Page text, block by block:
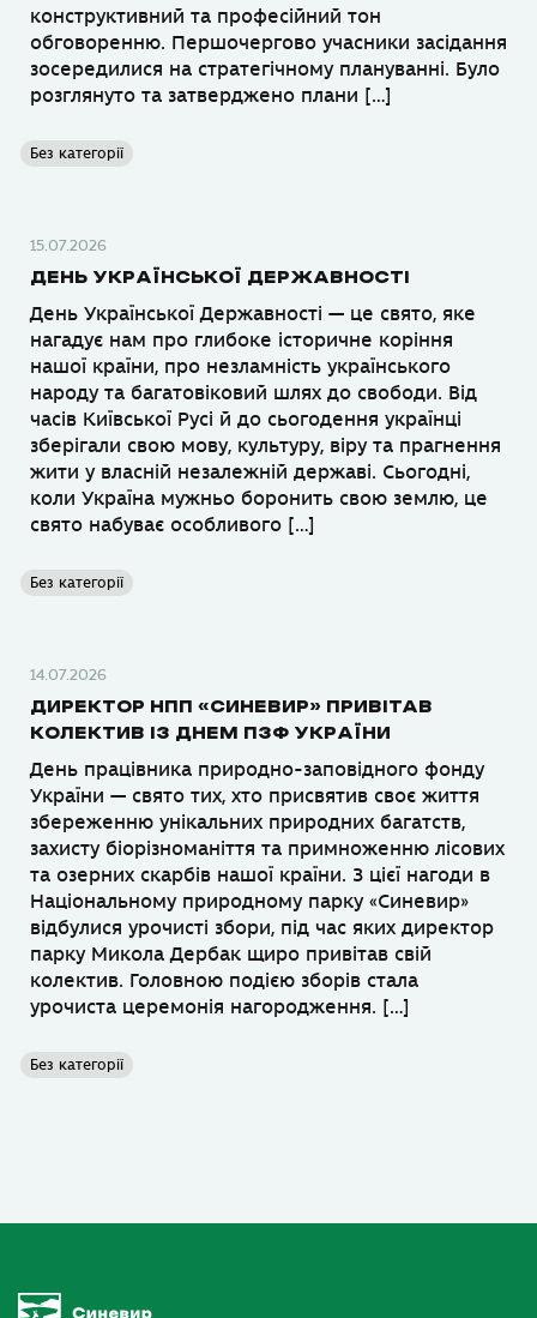
конструктивний та професійний тон
обговоренню. Першочергово учасники засідання
зосередилися на стратегічному плануванні. Було
розглянуто та затверджено плани […]
Без категорії
15.07.2026
ДЕНЬ УКРАЇНСЬКОЇ ДЕРЖАВНОСТІ
День Української Державності — це свято, яке
нагадує нам про глибоке історичне коріння
нашої країни, про незламність українського
народу та багатовіковий шлях до свободи. Від
часів Київської Русі й до сьогодення українці
зберігали свою мову, культуру, віру та прагнення
жити у власній незалежній державі. Сьогодні,
коли Україна мужньо боронить свою землю, це
свято набуває особливого […]
Без категорії
14.07.2026
ДИРЕКТОР НПП «СИНЕВИР» ПРИВІТАВ
КОЛЕКТИВ ІЗ ДНЕМ ПЗФ УКРАЇНИ
День працівника природно-заповідного фонду
України — свято тих, хто присвятив своє життя
збереженню унікальних природних багатств,
захисту біорізноманіття та примноженню лісових
та озерних скарбів нашої країни. З цієї нагоди в
Національному природному парку «Синевир»
відбулися урочисті збори, під час яких директор
парку Микола Дербак щиро привітав свій
колектив. Головною подією зборів стала
урочиста церемонія нагородження. […]
Без категорії